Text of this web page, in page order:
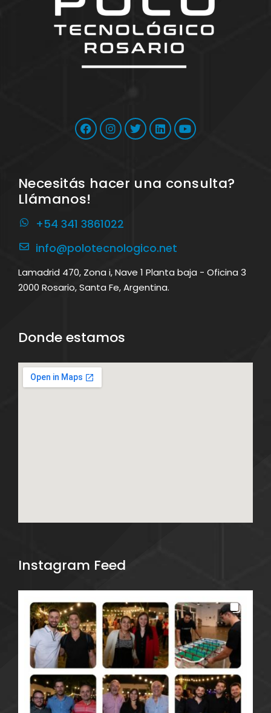
Necesitás hacer una consulta?
Llámanos!
+54 341 3861022
info@polotecnologico.net
Lamadrid 470, Zona i, Nave 1 Planta baja - Oficina 3
2000 Rosario, Santa Fe, Argentina.
Donde estamos
Instagram Feed